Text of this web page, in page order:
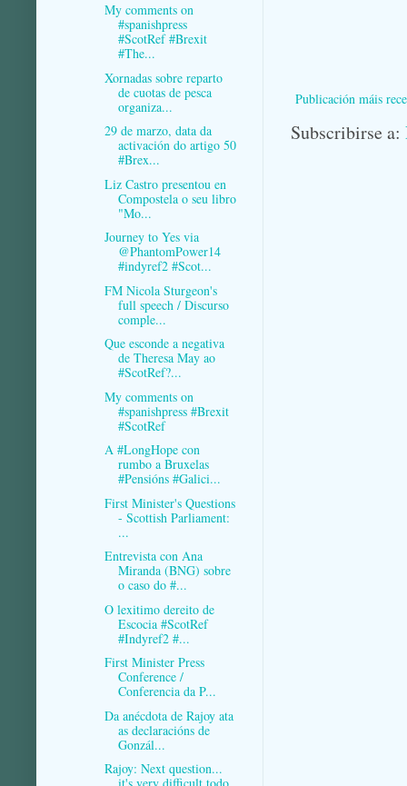
Publicación máis
Subscribirse a:
My comments on
#spanishpress
#ScotRef #Brexit
#The...
Xornadas sobre reparto
de cuotas de pesca
organiza...
29 de marzo, data da
activación do artigo 50
#Brex...
Liz Castro presentou en
Compostela o seu libro
"Mo...
Journey to Yes via
@PhantomPower14
#indyref2 #Scot...
FM Nicola Sturgeon's
full speech / Discurso
comple...
Que esconde a negativa
de Theresa May ao
#ScotRef?...
My comments on
#spanishpress #Brexit
#ScotRef
A #LongHope con
rumbo a Bruxelas
#Pensións #Galici...
First Minister's Questions
- Scottish Parliament:
...
Entrevista con Ana
Miranda (BNG) sobre
o caso do #...
O lexitimo dereito de
Escocia #ScotRef
#Indyref2 #...
First Minister Press
Conference /
Conferencia da P...
Da anécdota de Rajoy ata
as declaracións de
Gonzál...
Rajoy: Next question...